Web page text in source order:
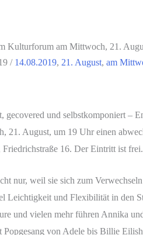
Kulturforum am Mittwoch, 21.
/ 14.08.2019, 21. August, am
gecovered und selbstkomponiert –
21. August, um 19 Uhr einen
16. Der Eintritt ist frei.
nur, weil sie sich zum
Leichtigkeit und Flexibilität in den
und vielen mehr führen Annika
Popgesang von Adele bis Billie